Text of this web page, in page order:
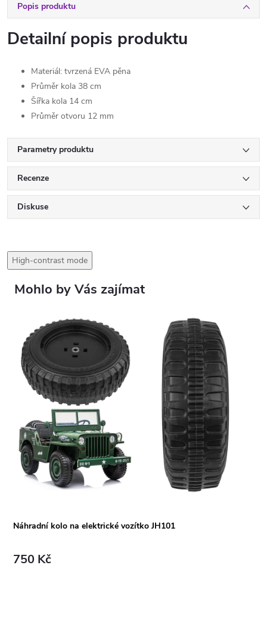
Popis produktu
Detailní popis produktu
Materiál: tvrzená EVA pěna
Průměr kola 38 cm
Šířka kola 14 cm
Průměr otvoru 12 mm
Parametry produktu
Recenze
Diskuse
High-contrast mode
Náhradní kolo na elektrické vozítko JH101
750 Kč